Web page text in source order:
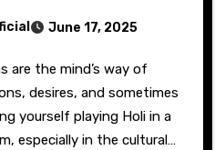
June 17, 2025
desires, and sometimes
yourself playing Holi in a
especially in the cultural…